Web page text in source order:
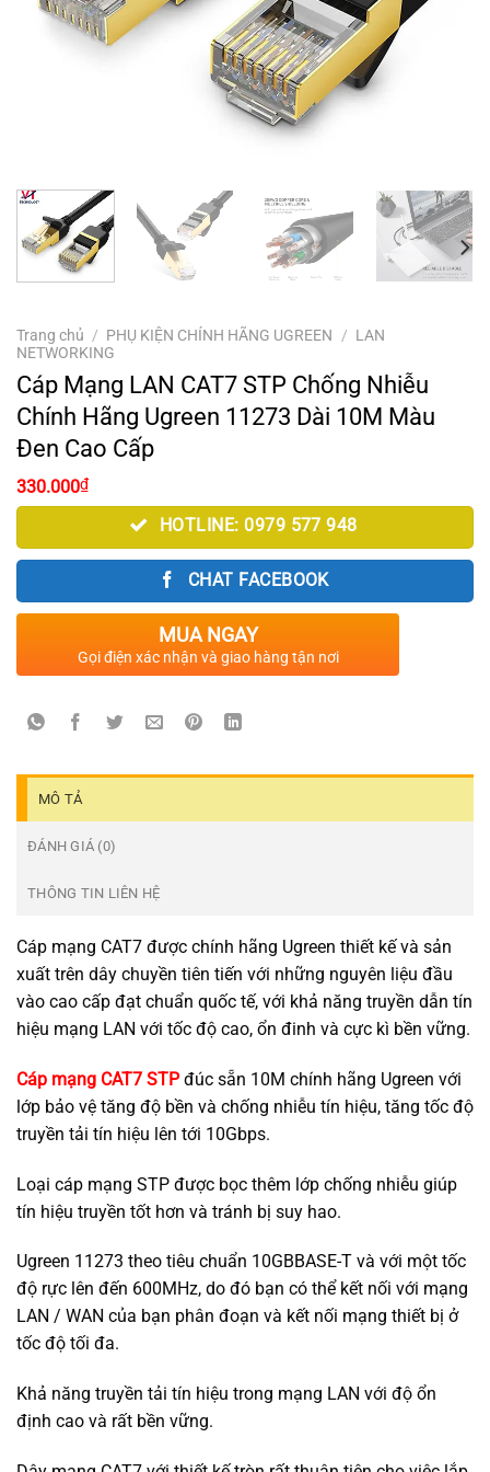
Trang chủ / PHỤ KIỆN CHÍNH HÃNG UGREEN / LAN
NETWORKING
Cáp Mạng LAN CAT7 STP Chống Nhiễu
Chính Hãng Ugreen 11273 Dài 10M Màu
Đen Cao Cấp
330.000₫
HOTLINE: 0979 577 948
CHAT FACEBOOK
MUA NGAY
Gọi điện xác nhận và giao hàng tận nơi
MÔ TẢ
ĐÁNH GIÁ (0)
THÔNG TIN LIÊN HỆ
Cáp mạng CAT7 được chính hãng Ugreen thiết kế và sản
xuất trên dây chuyền tiên tiến với những nguyên liệu đầu
vào cao cấp đạt chuẩn quốc tế, với khả năng truyền dẫn tín
hiệu mạng LAN với tốc độ cao, ổn đinh và cực kì bền vững.
Cáp mạng CAT7 STPđúc sẵn 10M chính hãng Ugreen với
lớp bảo vệ tăng độ bền và chống nhiễu tín hiệu, tăng tốc độ
truyền tải tín hiệu lên tới 10Gbps.
Loại cáp mạng STP được bọc thêm lớp chống nhiễu giúp
tín hiệu truyền tốt hơn và tránh bị suy hao.
Ugreen 11273 theo tiêu chuẩn 10GBBASE-T và với một tốc
độ rực lên đến 600MHz, do đó bạn có thể kết nối với mạng
LAN / WAN của bạn phân đoạn và kết nối mạng thiết bị ở
tốc độ tối đa.
Khả năng truyền tải tín hiệu trong mạng LAN với độ ổn
định cao và rất bền vững.